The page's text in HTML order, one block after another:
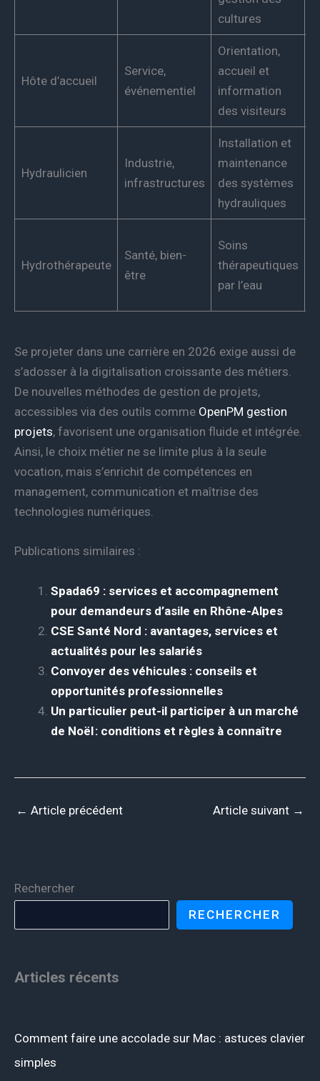
cultures
Hôte d’accueil
Service,
événementiel
Orientation,
accueil et
information
des visiteurs
Hydraulicien
Industrie,
infrastructures
Installation et
maintenance
des systèmes
hydrauliques
Hydrothérapeute
Santé, bien-
être
Soins
thérapeutiques
par l’eau
Se projeter dans une carrière en 2026 exige aussi de
s’adosser à la digitalisation croissante des métiers.
De nouvelles méthodes de gestion de projets,
accessibles via des outils comme OpenPM gestion
projets, favorisent une organisation fluide et intégrée.
Ainsi, le choix métier ne se limite plus à la seule
vocation, mais s’enrichit de compétences en
management, communication et maîtrise des
technologies numériques.
Publications similaires :
Spada69 : services et accompagnement
pour demandeurs d’asile en Rhône-Alpes
CSE Santé Nord : avantages, services et
actualités pour les salariés
Convoyer des véhicules : conseils et
opportunités professionnelles
Un particulier peut-il participer à un marché
de Noël : conditions et règles à connaître
← Article précédent Article suivant →
Rechercher
RECHERCHER
Articles récents
Comment faire une accolade sur Mac : astuces clavier
simples